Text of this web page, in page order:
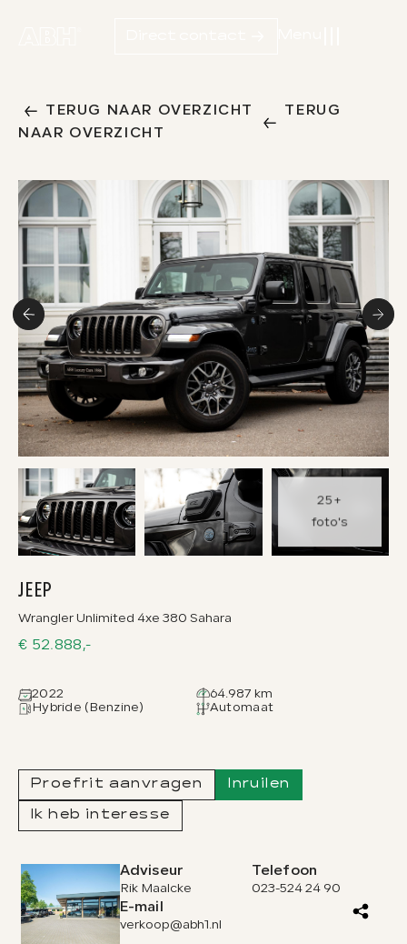
01
Home
03
Diensten
04
Werkplaats
05
Over ons
06
Verkocht
07
Contact
CONTACT
023-524 24 90
verkoop@abh1.nl
ADRES
Kruisweg 1525
2142 LB, Cruquius
OPENINGSTIJDEN
Za.
Zo.
Gesloten
TERUG NAAR OVERZICHT
TERUG
NAAR OVERZICHT
25+
foto's
JEEP
Wrangler Unlimited 4xe 380 Sahara
€ 52.888,-
2022
64.987 km
Hybride (Benzine)
Automaat
Proefrit aanvragen Inruilen
Ik heb interesse
Adviseur
Rik Maalcke
Telefoon
023-524 24 90
E-mail
verkoop@abh1.nl